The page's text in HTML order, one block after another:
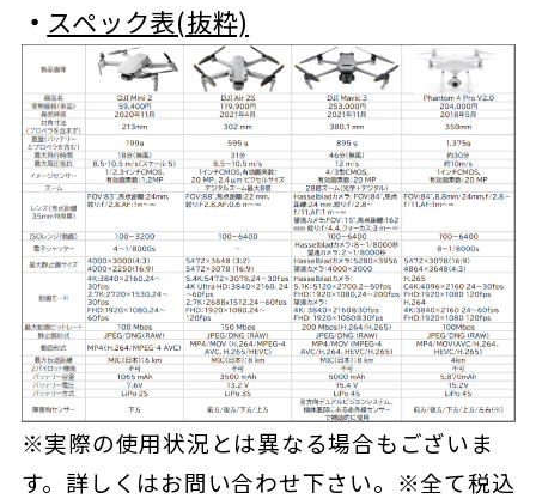
・ スペック表(抜粋)
※実際の使用状況とは異なる場合もございま
す。詳しくはお問い合わせ下さい。※全て税込